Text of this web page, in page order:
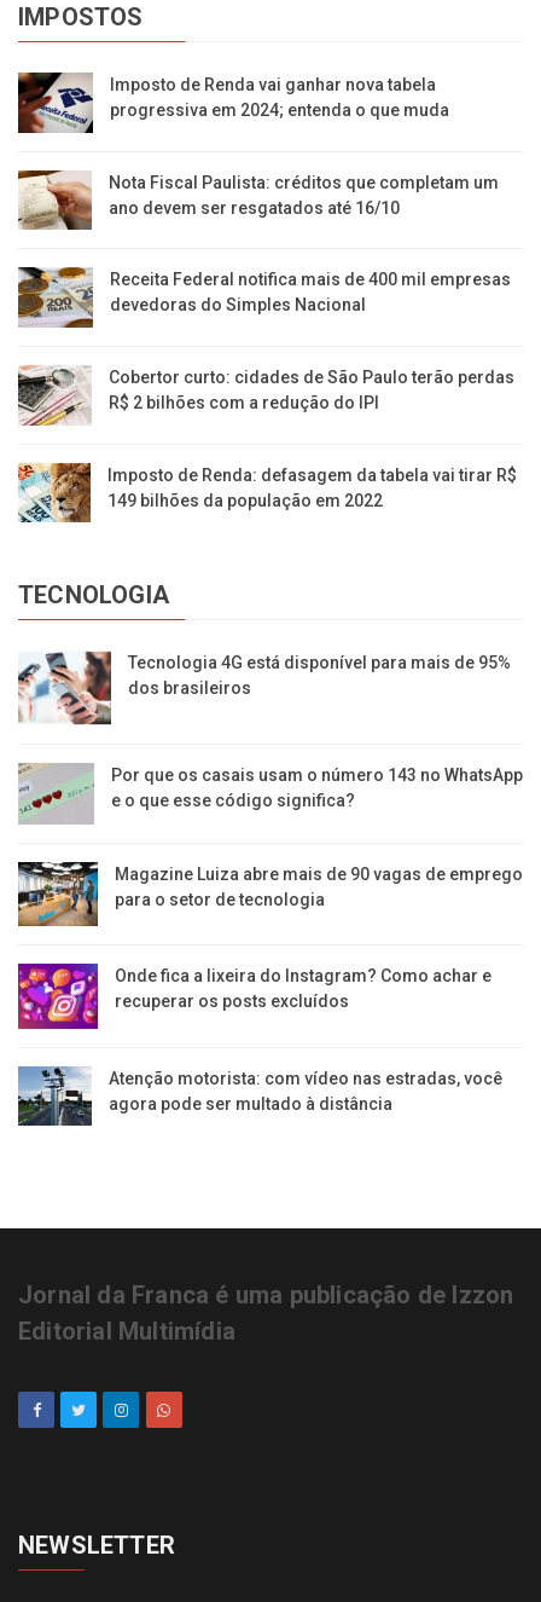
IMPOSTOS
Imposto de Renda vai ganhar nova tabela
progressiva em 2024; entenda o que muda
Nota Fiscal Paulista: créditos que completam um
ano devem ser resgatados até 16/10
Receita Federal notifica mais de 400 mil empresas
devedoras do Simples Nacional
Cobertor curto: cidades de São Paulo terão perdas
R$ 2 bilhões com a redução do IPI
Imposto de Renda: defasagem da tabela vai tirar R$
149 bilhões da população em 2022
TECNOLOGIA
Tecnologia 4G está disponível para mais de 95%
dos brasileiros
Por que os casais usam o número 143 no WhatsApp
e o que esse código significa?
Magazine Luiza abre mais de 90 vagas de emprego
para o setor de tecnologia
Onde fica a lixeira do Instagram? Como achar e
recuperar os posts excluídos
Atenção motorista: com vídeo nas estradas, você
agora pode ser multado à distância
Jornal da Franca é uma publicação de Izzon
Editorial Multimídia
NEWSLETTER